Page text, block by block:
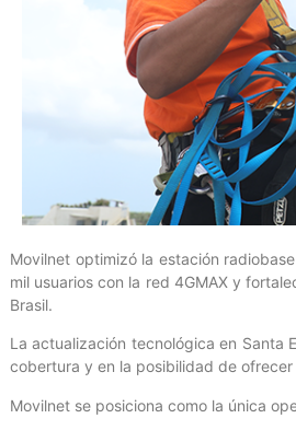
Movilnet optimizó la estación
mil usuarios con la red 4GMAX y
Brasil.
La actualización tecnológica en Santa
cobertura y en la posibilidad de
Movilnet se posiciona como la única